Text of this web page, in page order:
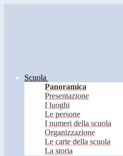
Scuola
Panoramica
Presentazione
I luoghi
Le persone
I numeri della scuola
Organizzazione
Le carte della scuola
La storia